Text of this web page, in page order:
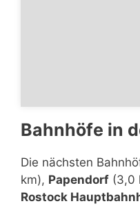
Bahnhöfe in
Die nächsten
km), Papendorf (3,0
Rostock